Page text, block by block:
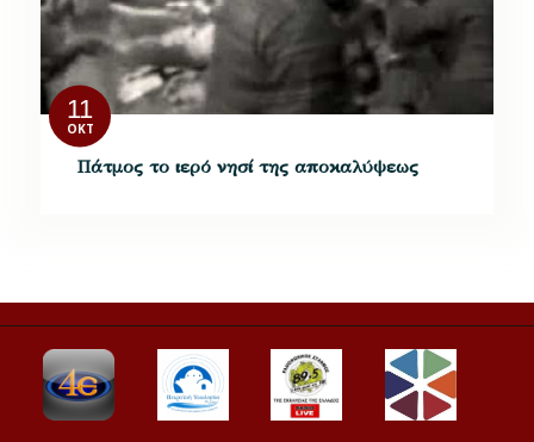
11
ΟΚΤ
Πάτμος το ιερό νησί της αποκαλύψεως